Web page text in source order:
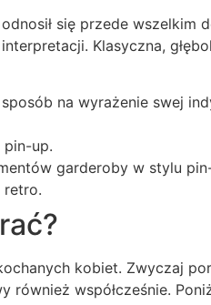
się przede wszelkim
Klasyczna,
na wyrażenie swej
pin-up.
garderoby w stylu
retro.
kobiet. Zwyczaj
również współcześnie.